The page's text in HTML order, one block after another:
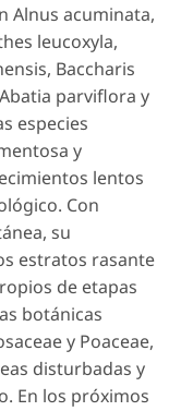
Alnus acuminata,
leucoxyla,
, Baccharis
Abatia parviflora y
especies
y
lentos
Con
su
estratos rasante
de etapas
botánicas
y Poaceae,
disturbadas y
En los próximos